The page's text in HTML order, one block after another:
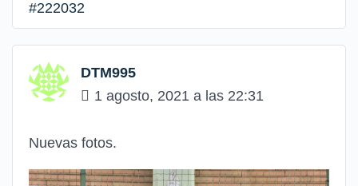
#222032
DTM995
1 agosto, 2021 a las 22:31
Nuevas fotos.